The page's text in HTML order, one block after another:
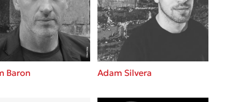
διαβάσεις σε
BBQ pizza
Η ανάγκη μας για
με τη
Baron Adam Silvera